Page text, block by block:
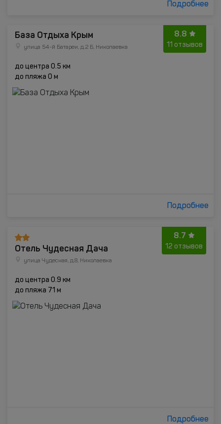
Подробнее
8.8
11 отзывов
База Отдыха Крым
улица 54-й Батареи, д.2 Б, Николаевка
до центра 0.5 км
до пляжа 0 м
Подробнее
8.7
12 отзывов
Отель Чудесная Дача
улица Чудесная, д.8, Николаевка
до центра 0.9 км
до пляжа 71 м
Подробнее